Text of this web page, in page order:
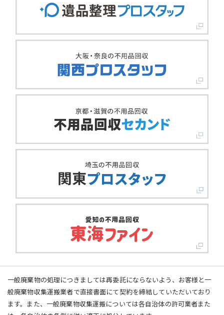
一般廃棄物の処理につきましては再委託にならないよう、お客様と一
般廃棄物収集運搬業者で直接書面にて契約を締結していただいており
ます。また、一般廃棄物収集運搬については各自治体の許可業者また